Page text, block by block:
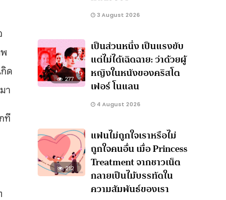
ด
า
ที
3 August 2026
277
เป็นส่วนหนึ่ง เป็นแรงขับ
แต่ไม่ได้เฉิดฉาย: ว่าด้วยผู้
หญิงในหนังของคริสโต
เฟอร์ โนแลน
4 August 2026
212
แฟนไม่ถูกใจเราหรือไม่
ถูกใจคนอื่น เมื่อ Princess
Treatment จากชาวเน็ต
กลายเป็นไม้บรรทัดใน
ความสัมพันธ์ของเรา